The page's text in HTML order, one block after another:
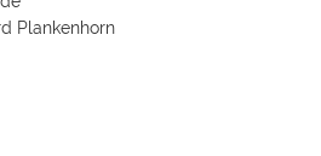
Plankenhorn